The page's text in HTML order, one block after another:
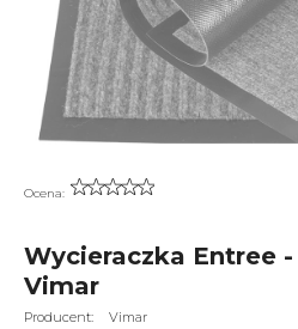
Ocena:
Wycieraczka Entree -
Vimar
Producent:
Vimar